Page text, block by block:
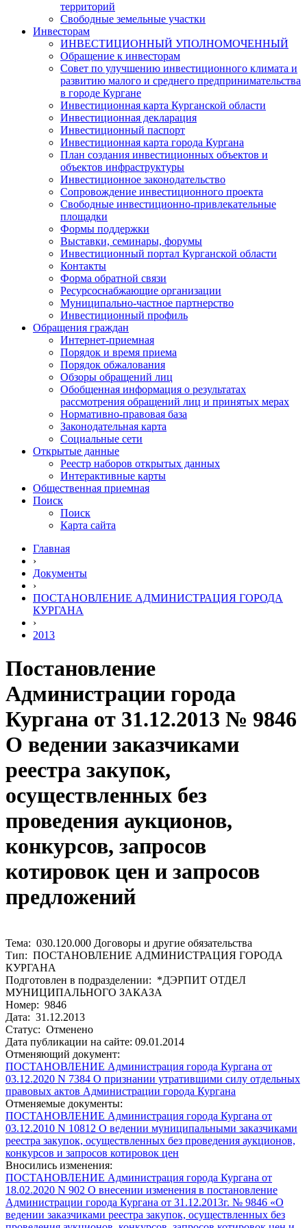
территорий
Свободные земельные участки
Инвесторам
ИНВЕСТИЦИОННЫЙ УПОЛНОМОЧЕННЫЙ
Обращение к инвесторам
Совет по улучшению инвестиционного климата и
развитию малого и среднего предпринимательства
в городе Кургане
Инвестиционная карта Курганской области
Инвестиционная декларация
Инвестиционный паспорт
Инвестиционная карта города Кургана
План создания инвестиционных объектов и
объектов инфраструктуры
Инвестиционное законодательство
Сопровождение инвестиционного проекта
Свободные инвестиционно-привлекательные
площадки
Формы поддержки
Выставки, семинары, форумы
Инвестиционный портал Курганской области
Контакты
Форма обратной связи
Ресурсоснабжающие организации
Муниципально-частное партнерство
Инвестиционный профиль
Обращения граждан
Интернет-приемная
Порядок и время приема
Порядок обжалования
Обзоры обращений лиц
Обобщенная информация о результатах
рассмотрения обращений лиц и принятых мерах
Нормативно-правовая база
Законодательная карта
Социальные сети
Открытые данные
Реестр наборов открытых данных
Интерактивные карты
Общественная приемная
Поиск
Поиск
Карта сайта
Главная
›
Документы
›
ПОСТАНОВЛЕНИЕ АДМИНИСТРАЦИЯ ГОРОДА
КУРГАНА
›
2013
Постановление
Администрации города
Кургана от 31.12.2013 № 9846
О ведении заказчиками
реестра закупок,
осуществленных без
проведения аукционов,
конкурсов, запросов
котировок цен и запросов
предложений
Тема: 030.120.000 Договоры и другие обязательства
Тип: ПОСТАНОВЛЕНИЕ АДМИНИСТРАЦИЯ ГОРОДА
КУРГАНА
Подготовлен в подразделении: *ДЭРПИТ ОТДЕЛ
МУНИЦИПАЛЬНОГО ЗАКАЗА
Номер: 9846
Дата: 31.12.2013
Статус: Отменено
Дата публикации на сайте: 09.01.2014
Отменяющий документ:
ПОСТАНОВЛЕНИЕ Администрация города Кургана от
03.12.2020 N 7384 О признании утратившими силу отдельных
правовых актов Администрации города Кургана
Отменяемые документы:
ПОСТАНОВЛЕНИЕ Администрация города Кургана от
03.12.2010 N 10812 О ведении муниципальными заказчиками
реестра закупок, осуществленных без проведения аукционов,
конкурсов и запросов котировок цен
Вносились изменения:
ПОСТАНОВЛЕНИЕ Администрация города Кургана от
18.02.2020 N 902 О внесении изменения в постановление
Администрации города Кургана от 31.12.2013г. № 9846 «О
ведении заказчиками реестра закупок, осуществленных без